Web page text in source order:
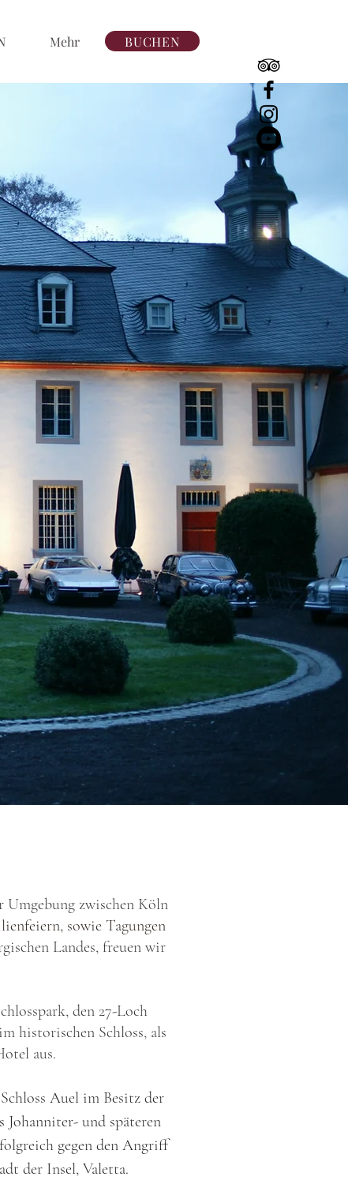
Mehr BUCHEN
Umgebung zwischen Köln
sowie Tagungen
Landes, freuen wir
den 27-Loch
historischen Schloss, als
aus.
Auel im Besitz der
Johanniter- und späteren
gegen den Angriff
der Insel, Valetta.